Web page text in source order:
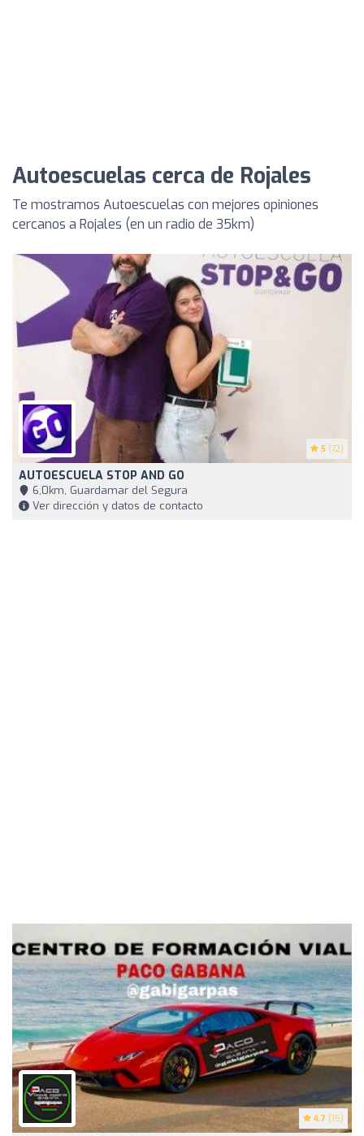
Autoescuelas cerca de Rojales
Te mostramos Autoescuelas con mejores opiniones
cercanos a Rojales (en un radio de 35km)
5 (72)
AUTOESCUELA STOP AND GO
6,0km, Guardamar del Segura
Ver dirección y datos de contacto
4.7 (15)